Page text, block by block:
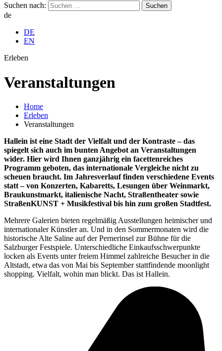
Suchen nach:
de
DE
EN
Erleben
Veran­staltungen
Home
Erleben
Veranstaltungen
Hallein ist eine Stadt der Vielfalt und der Kontraste – das
spiegelt sich auch im bunten Angebot an Veranstaltungen
wider. Hier wird Ihnen ganzjährig ein facettenreiches
Programm geboten, das internationale Vergleiche nicht zu
scheuen braucht. Im Jahresverlauf finden verschiedene Events
statt – von Konzerten, Kabaretts, Lesungen über Weinmarkt,
Braukunstmarkt, italienische Nacht, Straßentheater sowie
StraßenKUNST + Musikfestival bis hin zum großen Stadtfest.
Mehrere Galerien bieten regelmäßig Ausstellungen heimischer und
internationaler Künstler an. Und in den Sommermonaten wird die
historische Alte Saline auf der Pernerinsel zur Bühne für die
Salzburger Festspiele. Unterschiedliche Einkaufsschwerpunkte
locken als Events unter freiem Himmel zahlreiche Besucher in die
Altstadt, etwa das von Mai bis September stattfindende moonlight
shopping. Vielfalt, wohin man blickt. Das ist Hallein.